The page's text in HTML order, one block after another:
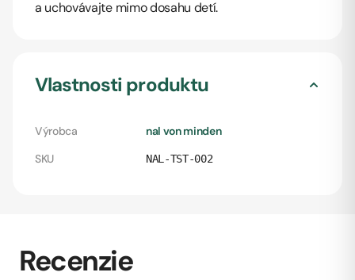
a uchovávajte mimo dosahu detí.
Vlastnosti produktu
Výrobca
nal von minden
SKU
NAL-TST-002
Recenzie